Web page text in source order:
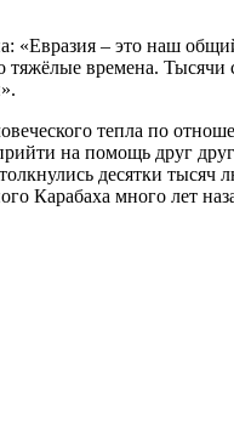
– это наш
времена. Тысячи
тепла по
на помощь друг
десятки
много лет